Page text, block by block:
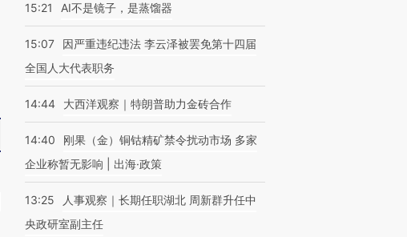
航飞行员跨国走私7万
视线｜被称为“蟑螂”的印
视线｜“入侵”还是“人道危
15:21 AI不是镜子，是蒸馏器
15:07
因严重违纪违法 李云泽被罢免第十四届
全国人大代表职务
14:44 大西洋观察｜特朗普助力金砖合作
14:40
刚果（金）铜钴精矿禁令扰动市场 多家
企业称暂无影响 | 出海·政策
13:25
人事观察｜长期任职湖北 周新群升任中
央政研室副主任